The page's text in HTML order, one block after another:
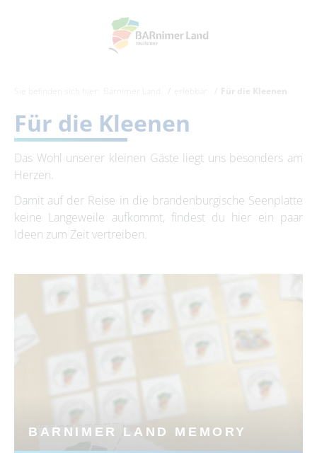
Für die Kleenen
Für die Kleenen
Das Wohl unserer kleinen Gäste liegt uns besonders am
Herzen.
Damit auf der Reise in die brandenburgische Seenplatte
keine Langeweile aufkommt, findest du hier ein paar
Ideen zum Zeit vertreiben.
BARNIMER LAND MEMORY